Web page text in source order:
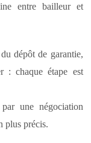
entre bailleur et
dépôt de garantie,
: chaque étape est
une négociation
plus précis.